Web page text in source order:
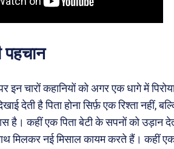
पहचान
इन चारों कहानियों को अगर एक धागे में
देती है पिता होना सिर्फ़ एक रिश्ता नहीं,
है। कहीं एक पिता बेटी के सपनों को उड़ान
मिलकर नई मिसाल कायम करते हैं। कहीं